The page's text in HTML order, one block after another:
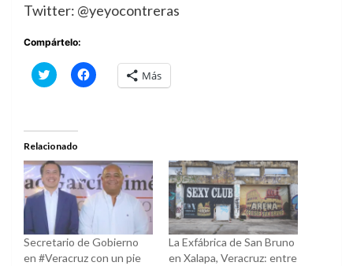
Twitter: @yeyocontreras
Compártelo:
Haz
clic
(Se
abre
una
ventana
nueva)
Haz
clic
una
ventana
nueva)
Más
Relacionado
Secretario de Gobierno
en #Veracruz con un pie
La Exfábrica de San Bruno
en Xalapa, Veracruz: entre